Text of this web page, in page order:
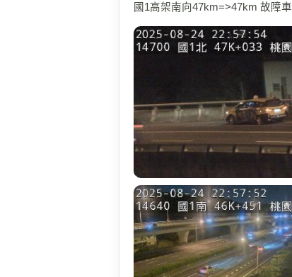
國1高架南向47km=>47km 故障車